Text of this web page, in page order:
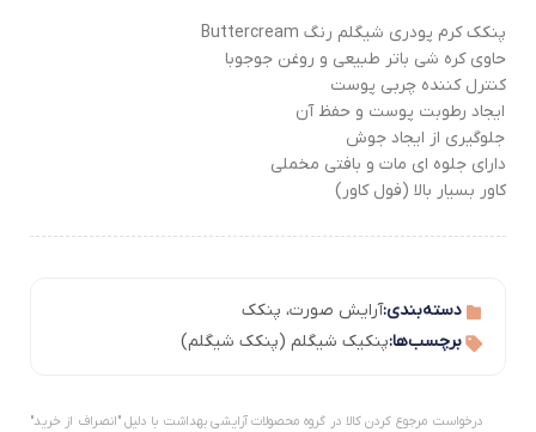
پنکک کرم پودری شیگلم رنگ Buttercream
حاوی کره شی باتر طبیعی و روغن جوجوبا
کنترل کننده چربی پوست
ایجاد رطوبت پوست و حفظ آن
جلوگیری از ایجاد جوش
دارای جلوه ای مات و بافتی مخملی
کاور بسیار بالا (فول کاور)
دسته‌بندی:آرایش صورت، پنکک
برچسب‌ها:پنکیک شیگلم (پنکک شیگلم)
درخواست مرجوع کردن کالا در گروه محصولات آرایشی بهداشت با دلیل "انصراف از خرید"